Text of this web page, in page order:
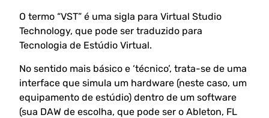
O termo “VST” é uma sigla para Virtual Studio
Technology, que pode ser traduzido para
Tecnologia de Estúdio Virtual.
No sentido mais básico e ‘técnico’, trata-se de uma
interface que simula um hardware (neste caso, um
equipamento de estúdio) dentro de um software
(sua DAW de escolha, que pode ser o Ableton, FL